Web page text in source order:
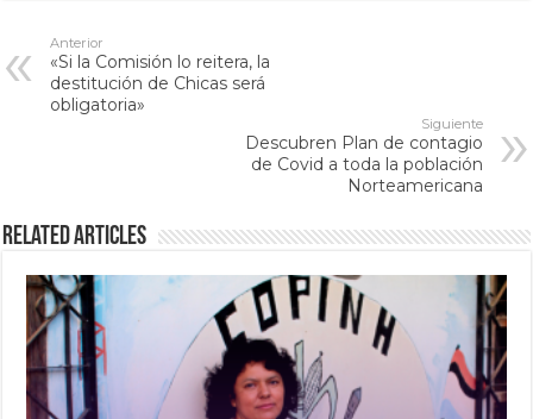
Anterior
«Si la Comisión lo reitera, la
destitución de Chicas será
obligatoria»
Siguiente
Descubren Plan de contagio
de Covid a toda la población
Norteamericana
Related Articles